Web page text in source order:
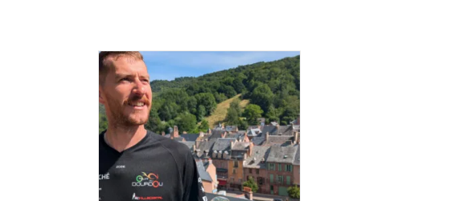
SELECT
OPTIONS
This
product
has
multiple